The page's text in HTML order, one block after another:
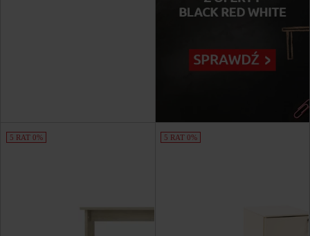
5 RAT 0% 5 RAT 0%